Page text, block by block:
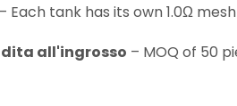
– Each tank has its own 1.0Ω
all'ingrosso – MOQ of 50